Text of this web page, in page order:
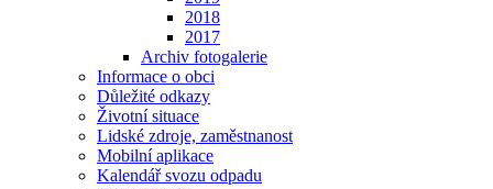
2018
2017
Archiv fotogalerie
Informace o obci
Důležité odkazy
Životní situace
Lidské zdroje, zaměstnanost
Mobilní aplikace
Kalendář svozu odpadu